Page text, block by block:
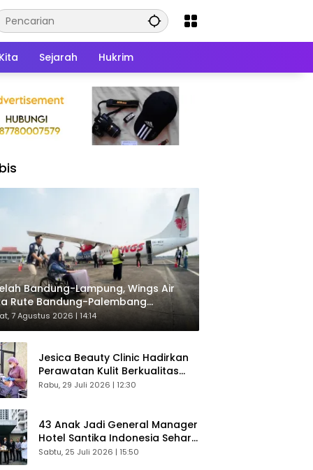
Sejarah Hukrim
Bandung-Lampung, Wings Air
Rute Bandung-Palembang
Langsung Penumpang
7 Agustus 2026 | 14:14
Jesica Beauty Clinic Hadirkan
Perawatan Kulit Berkualitas
Plus Konsultasi Gratis
Rabu, 29 Juli 2026 | 12:30
43 Anak Jadi General Manager
Hotel Santika Indonesia Sehari
Sukses Digelar
Sabtu, 25 Juli 2026 | 15:50